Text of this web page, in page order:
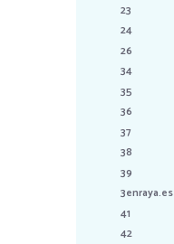
23
24
26
34
35
36
37
38
39
3enraya.es
41
42